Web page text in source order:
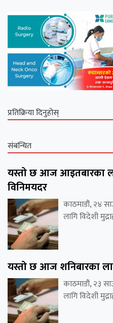
प्रतिक्रिया दिनुहोस्
संबन्धित
यस्तो छ आज आइतबारका
विनिमयदर
काठमाडौं, २४
लागि विदेशी
यस्तो छ आज शनिबारका
काठमाडौं, २३
लागि विदेशी